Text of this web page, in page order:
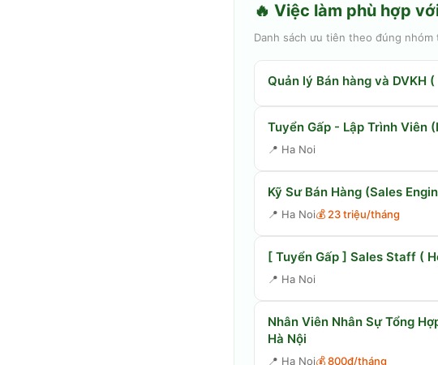
🔥 Việc làm phù hợp
Danh sách ưu tiên theo đúng
Quản lý Bán hàng và DVKH
Tuyển Gấp - Lập Trình Viên
📍 Ha Noi
Kỹ Sư Bán Hàng (Sales
📍 Ha Noi💰 23 triệu/tháng
[ Tuyển Gấp ] Sales Staff (
📍 Ha Noi
Nhân Viên Nhân Sự Tổng
Hà Nội
📍 Ha Noi💰800đ/tháng